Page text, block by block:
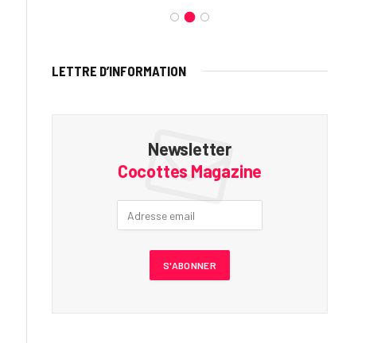
LETTRE D’INFORMATION
Newsletter
Cocottes Magazine